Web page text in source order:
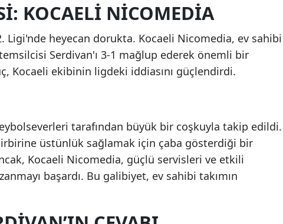
Giresun
Gümüşhane
Hakkari
Mersin
İstanbul
İzmir
KOCAELI NICOMEDIA
Ligi'nde heyecan dorukta. Kocaeli Nicomedia, ev sahibi
Serdivan'ı 3-1 mağlup ederek önemli bir
Kocaeli ekibinin ligdeki iddiasını güçlendirdi.
tarafından büyük bir coşkuyla takip edildi.
üstünlük sağlamak için çaba gösterdiği bir
Kocaeli Nicomedia, güçlü servisleri ve etkili
başardı. Bu galibiyet, ev sahibi takımın